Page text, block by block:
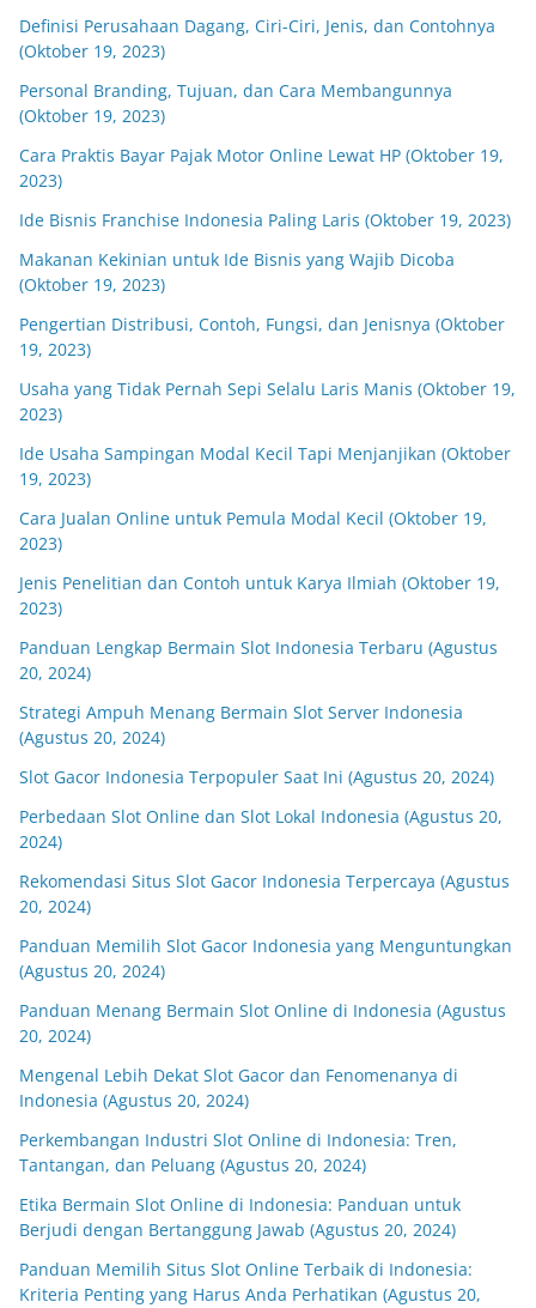
Definisi Perusahaan Dagang, Ciri-Ciri, Jenis, dan Contohnya
(Oktober 19, 2023)
Personal Branding, Tujuan, dan Cara Membangunnya
(Oktober 19, 2023)
Cara Praktis Bayar Pajak Motor Online Lewat HP (Oktober 19,
2023)
Ide Bisnis Franchise Indonesia Paling Laris (Oktober 19, 2023)
Makanan Kekinian untuk Ide Bisnis yang Wajib Dicoba
(Oktober 19, 2023)
Pengertian Distribusi, Contoh, Fungsi, dan Jenisnya (Oktober
19, 2023)
Usaha yang Tidak Pernah Sepi Selalu Laris Manis (Oktober 19,
2023)
Ide Usaha Sampingan Modal Kecil Tapi Menjanjikan (Oktober
19, 2023)
Cara Jualan Online untuk Pemula Modal Kecil (Oktober 19,
2023)
Jenis Penelitian dan Contoh untuk Karya Ilmiah (Oktober 19,
2023)
Panduan Lengkap Bermain Slot Indonesia Terbaru (Agustus
20, 2024)
Strategi Ampuh Menang Bermain Slot Server Indonesia
(Agustus 20, 2024)
Slot Gacor Indonesia Terpopuler Saat Ini (Agustus 20, 2024)
Perbedaan Slot Online dan Slot Lokal Indonesia (Agustus 20,
2024)
Rekomendasi Situs Slot Gacor Indonesia Terpercaya (Agustus
20, 2024)
Panduan Memilih Slot Gacor Indonesia yang Menguntungkan
(Agustus 20, 2024)
Panduan Menang Bermain Slot Online di Indonesia (Agustus
20, 2024)
Mengenal Lebih Dekat Slot Gacor dan Fenomenanya di
Indonesia (Agustus 20, 2024)
Perkembangan Industri Slot Online di Indonesia: Tren,
Tantangan, dan Peluang (Agustus 20, 2024)
Etika Bermain Slot Online di Indonesia: Panduan untuk
Berjudi dengan Bertanggung Jawab (Agustus 20, 2024)
Panduan Memilih Situs Slot Online Terbaik di Indonesia:
Kriteria Penting yang Harus Anda Perhatikan (Agustus 20,